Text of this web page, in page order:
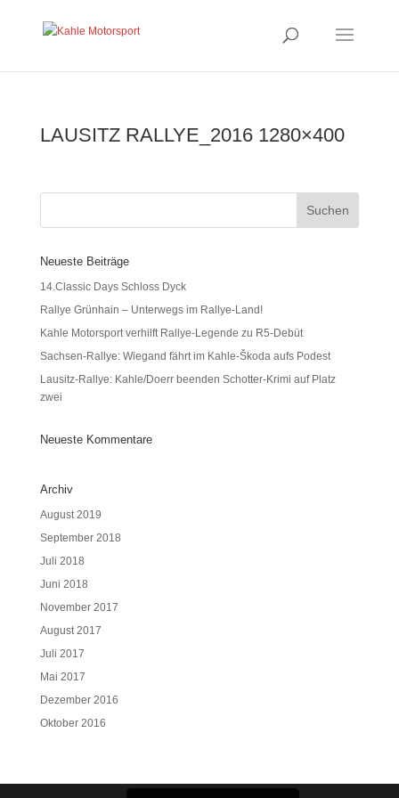
LAUSITZ RALLYE_2016 1280×400
Neueste Beiträge
14.Classic Days Schloss Dyck
Rallye Grünhain – Unterwegs im Rallye-Land!
Kahle Motorsport verhilft Rallye-Legende zu R5-Debüt
Sachsen-Rallye: Wiegand fährt im Kahle-Škoda aufs Podest
Lausitz-Rallye: Kahle/Doerr beenden Schotter-Krimi auf Platz
zwei
Neueste Kommentare
Archiv
August 2019
September 2018
Juli 2018
Juni 2018
November 2017
August 2017
Juli 2017
Mai 2017
Dezember 2016
Oktober 2016